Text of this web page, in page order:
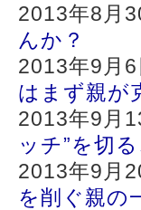
2013年8月
んか？
2013年9月
はまず親が
2013年9月
ッチ”を切
2013年9月
を削ぐ親の